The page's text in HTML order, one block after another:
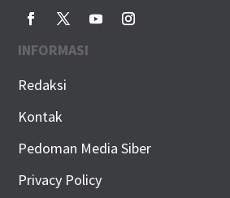
INFORMASI
Redaksi
Kontak
Pedoman Media Siber
Privacy Policy